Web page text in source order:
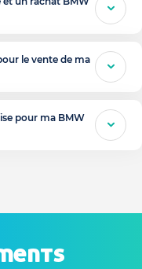
le vente de ma
pour ma BMW